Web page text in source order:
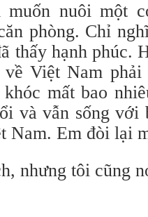
nuôi một
phòng. Chỉ
thấy hạnh phúc.
Việt Nam
mất bao
và vẫn sống với
Nam. Em đòi lại
nhưng tôi cũng